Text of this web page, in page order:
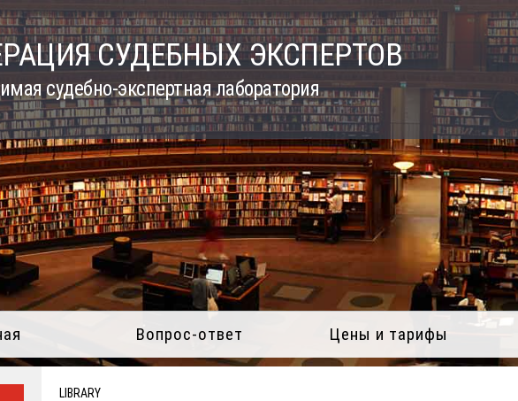
СУДЕБНЫХ ЭКСПЕРТОВ
судебно-экспертная лаборатория
Вопрос-ответ Цены и тарифы
LIBRARY